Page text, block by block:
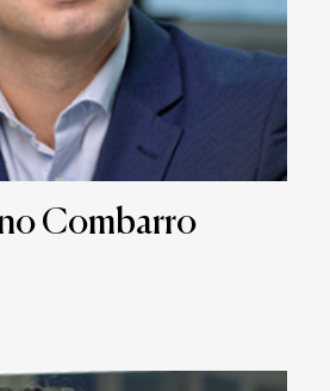
Combarro